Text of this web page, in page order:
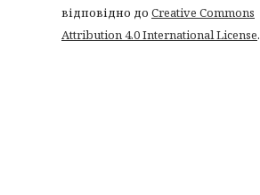
відповідно до Creative Commons
Attribution 4.0 International License.